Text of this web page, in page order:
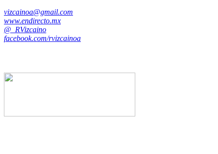
vizcainoa@gmail.com
www.endirecto.mx
@_RVizcaino
facebook.com/rvizcainoa